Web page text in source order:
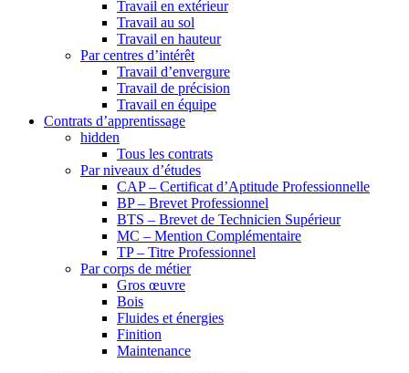
Travail en extérieur
Travail au sol
Travail en hauteur
Par centres d’intérêt
Travail d’envergure
Travail de précision
Travail en équipe
Contrats d’apprentissage
hidden
Tous les contrats
Par niveaux d’études
CAP – Certificat d’Aptitude Professionnelle
BP – Brevet Professionnel
BTS – Brevet de Technicien Supérieur
MC – Mention Complémentaire
TP – Titre Professionnel
Par corps de métier
Gros œuvre
Bois
Fluides et énergies
Finition
Maintenance